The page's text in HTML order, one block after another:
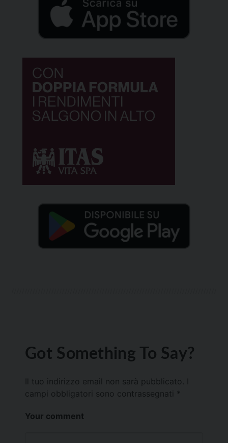
Got Something To Say?
Il tuo indirizzo email non sarà pubblicato.
campi obbligatori sono contrassegnati *
Your comment